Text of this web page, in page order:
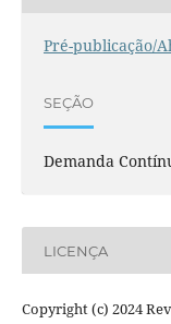
Pré-publicação/
SEÇÃO
Demanda
LICENÇA
Copyright (c) 2024